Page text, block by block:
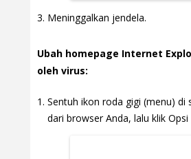
Meninggalkan jendela.
Ubah homepage Internet
oleh virus:
Sentuh ikon roda gigi (menu) di
dari browser Anda, lalu klik